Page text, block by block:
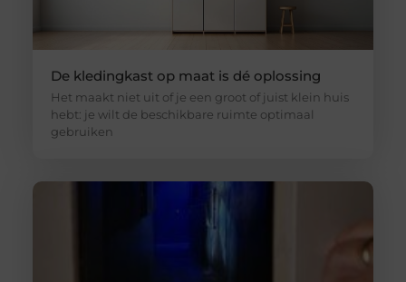
De kledingkast op maat is dé oplossing
Het maakt niet uit of je een groot of juist klein huis
hebt: je wilt de beschikbare ruimte optimaal
gebruiken